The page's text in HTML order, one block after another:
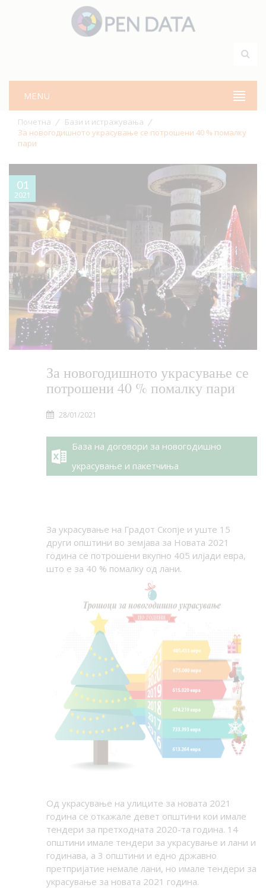
MENU
Почетна
Бази и истражувања
За новогодишното украсување се потрошени 40 % помалку
пари
01
2021
За новогодишното украсување се
потрошени 40 % помалку пари
28/01/2021
База на договори за новогодишно
украсување и пакетчиња
За украсување на Градот Скопје и уште 15
други општини во земјава за Новата 2021
година се потрошени вкупно 405 илјади евра,
што е за 40 % помалку од лани.
Од украсување на улиците за новата 2021
година се откажале девет општини кои имале
тендери за претходната 2020-та година. 14
општини имале тендери за украсување и лани и
годинава, а 3 општини и едно државно
претпријатие немале лани, но имале тендери за
украсување за новата 2021 година.